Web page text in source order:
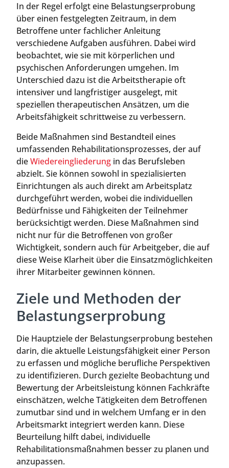
In der Regel erfolgt eine Belastungserprobung
über einen festgelegten Zeitraum, in dem
Betroffene unter fachlicher Anleitung
verschiedene Aufgaben ausführen. Dabei wird
beobachtet, wie sie mit körperlichen und
psychischen Anforderungen umgehen. Im
Unterschied dazu ist die Arbeitstherapie oft
intensiver und langfristiger ausgelegt, mit
speziellen therapeutischen Ansätzen, um die
Arbeitsfähigkeit schrittweise zu verbessern.
Beide Maßnahmen sind Bestandteil eines
umfassenden Rehabilitationsprozesses, der auf
dieWiedereingliederung in das Berufsleben
abzielt. Sie können sowohl in spezialisierten
Einrichtungen als auch direkt am Arbeitsplatz
durchgeführt werden, wobei die individuellen
Bedürfnisse und Fähigkeiten der Teilnehmer
berücksichtigt werden. Diese Maßnahmen sind
nicht nur für die Betroffenen von großer
Wichtigkeit, sondern auch für Arbeitgeber, die auf
diese Weise Klarheit über die Einsatzmöglichkeiten
ihrer Mitarbeiter gewinnen können.
Ziele und Methoden der
Belastungserprobung
Die Hauptziele der Belastungserprobung bestehen
darin, die aktuelle Leistungsfähigkeit einer Person
zu erfassen und mögliche berufliche Perspektiven
zu identifizieren. Durch gezielte Beobachtung und
Bewertung der Arbeitsleistung können Fachkräfte
einschätzen, welche Tätigkeiten dem Betroffenen
zumutbar sind und in welchem Umfang er in den
Arbeitsmarkt integriert werden kann. Diese
Beurteilung hilft dabei, individuelle
Rehabilitationsmaßnahmen besser zu planen und
anzupassen.